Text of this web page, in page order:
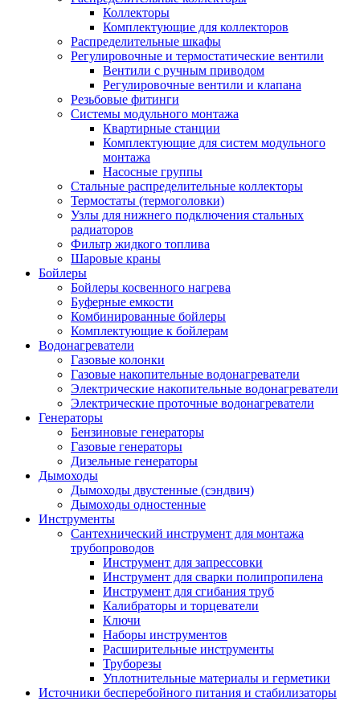
Коллекторы
Комплектующие для коллекторов
Распределительные шкафы
Регулировочные и термостатические вентили
Вентили с ручным приводом
Регулировочные вентили и клапана
Резьбовые фитинги
Системы модульного монтажа
Квартирные станции
Комплектующие для систем модульного
монтажа
Насосные группы
Стальные распределительные коллекторы
Термостаты (термоголовки)
Узлы для нижнего подключения стальных
радиаторов
Фильтр жидкого топлива
Шаровые краны
Бойлеры
Бойлеры косвенного нагрева
Буферные емкости
Комбинированные бойлеры
Комплектующие к бойлерам
Водонагреватели
Газовые колонки
Газовые накопительные водонагреватели
Электрические накопительные водонагреватели
Электрические проточные водонагреватели
Генераторы
Бензиновые генераторы
Газовые генераторы
Дизельные генераторы
Дымоходы
Дымоходы двустенные (сэндвич)
Дымоходы одностенные
Инструменты
Сантехнический инструмент для монтажа
трубопроводов
Инструмент для запрессовки
Инструмент для сварки полипропилена
Инструмент для сгибания труб
Калибраторы и торцеватели
Ключи
Наборы инструментов
Расширительные инструменты
Труборезы
Уплотнительные материалы и герметики
Источники бесперебойного питания и стабилизаторы